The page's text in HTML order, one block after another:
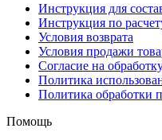
Инструкция для
Инструкция по
Условия возврата
Условия продажи
Согласие на
Политика
Политика обработки
Помощь